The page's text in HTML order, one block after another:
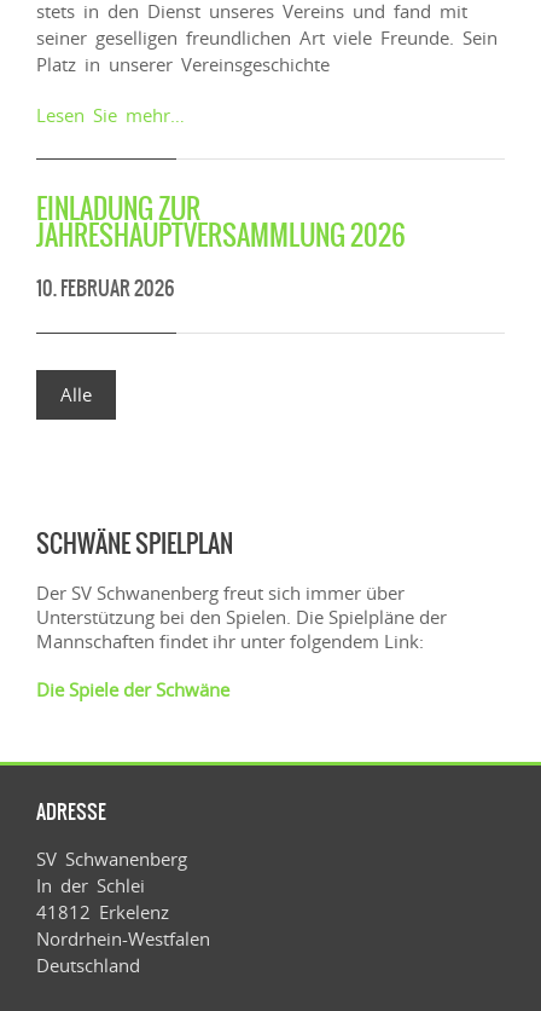
stets in den Dienst unseres Vereins und fand mit
seiner geselligen freundlichen Art viele Freunde. Sein
Platz in unserer Vereinsgeschichte
Lesen Sie mehr…
EINLADUNG ZUR
JAHRESHAUPTVERSAMMLUNG 2026
10. FEBRUAR 2026
Alle
SCHWÄNE SPIELPLAN
Der SV Schwanenberg freut sich immer über
Unterstützung bei den Spielen. Die Spielpläne der
Mannschaften findet ihr unter folgendem Link:
Die Spiele der Schwäne
ADRESSE
SV Schwanenberg
In der Schlei
41812 Erkelenz
Nordrhein-Westfalen
Deutschland